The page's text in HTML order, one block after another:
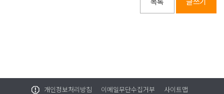
개인정보처리방침 이메일무단수집거부 사이트맵